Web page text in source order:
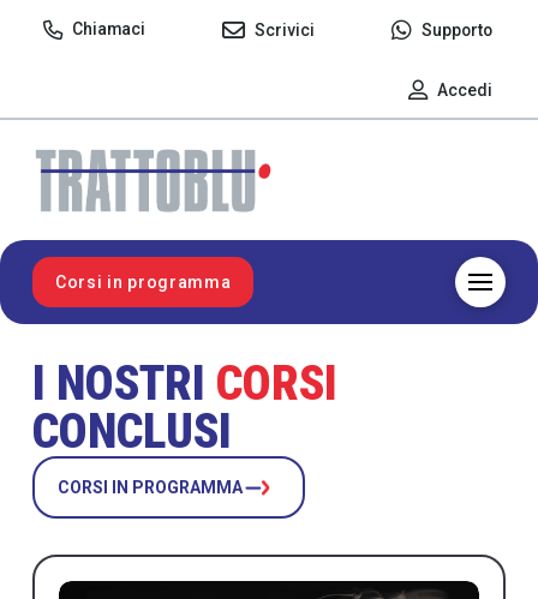
Chiamaci Scrivici Supporto
Accedi
Corsi in programma
I NOSTRI CORSI
CONCLUSI
CORSI IN PROGRAMMA